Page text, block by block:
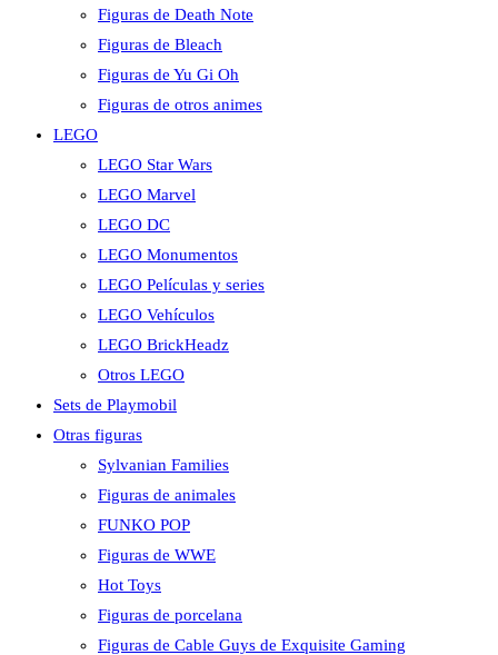
Figuras de Death Note
Figuras de Bleach
Figuras de Yu Gi Oh
Figuras de otros animes
LEGO
LEGO Star Wars
LEGO Marvel
LEGO DC
LEGO Monumentos
LEGO Películas y series
LEGO Vehículos
LEGO BrickHeadz
Otros LEGO
Sets de Playmobil
Otras figuras
Sylvanian Families
Figuras de animales
FUNKO POP
Figuras de WWE
Hot Toys
Figuras de porcelana
Figuras de Cable Guys de Exquisite Gaming